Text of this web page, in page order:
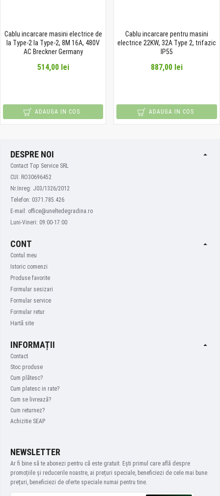
Cablu incarcare masini electrice de
la Type-2 la Type-2, 8M 16A, 480V
AC Breckner Germany
514,00 lei
ADAUGA IN COS
Cablu incarcare pentru masini
electrice 22KW, 32A Type 2, trifazic
IP55
887,00 lei
ADAUGA IN COS
DESPRE NOI
Contact Top Service SRL
CUI: RO30696452
Nr.Inreg: J03/1326/2012
Telefon: 0371.785.426
E-mail: office@uneltedegradina.ro
Luni-Vineri: 09:00-17:00
CONT
Contul meu
Istoric comenzi
Produse favorite
Formular sesizari
Formular service
Formular retur
Hartă site
INFORMAȚII
Contact
Stoc produse
Cum plătesc?
Cum platesc in rate?
Cum se livrează?
Cum returnez?
Achizitie SEAP
NEWSLETTER
Ar fi bine să te abonezi pentru că este gratuit. Ești primul care află despre
promoțiile și reducerile noastre, ai prețuri speciale, beneficiezi de cele mai bune
prețuri, beneficiezi de oferte speciale numai pentru tine.